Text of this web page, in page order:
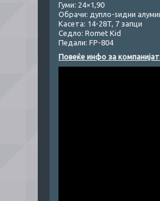
Гуми: 24×1,90
Обрачи: дупло-ѕидни
Касета: 14-28T, 7 запци
Седло: Romet Kid
Педали: FP-804
Повеќе инфо за